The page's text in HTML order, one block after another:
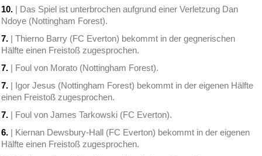
10. | Das Spiel ist unterbrochen aufgrund einer Verletzung Dan
Ndoye (Nottingham Forest).
7. | Thierno Barry (FC Everton) bekommt in der gegnerischen
Hälfte einen Freistoß zugesprochen.
7. | Foul von Morato (Nottingham Forest).
7. | Igor Jesus (Nottingham Forest) bekommt in der eigenen Hälfte
einen Freistoß zugesprochen.
7. | Foul von James Tarkowski (FC Everton).
6. | Kiernan Dewsbury-Hall (FC Everton) bekommt in der eigenen
Hälfte einen Freistoß zugesprochen.